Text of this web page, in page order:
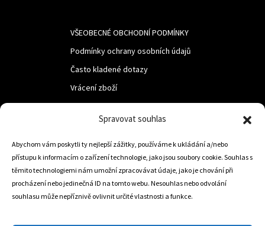
Spravovat souhlas
Abychom vám poskytli ty nejlepší zážitky, používáme k ukládání a/nebo
přístupu k informacím o zařízení technologie, jako jsou soubory cookie. Souhlas s
těmito technologiemi nám umožní zpracovávat údaje, jako je chování při
procházení nebo jedinečná ID na tomto webu. Nesouhlas nebo odvolání
souhlasu může nepříznivě ovlivnit určité vlastnosti a funkce.
VŠEOBECNÉ OBCHODNÍ PODMÍNKY
Podmínky ochrany osobních údajů
Často kladené dotazy
Vrácení zboží
LUF s.r.o.
Nám. M.R.Štefanika 518,
Trstená 02801